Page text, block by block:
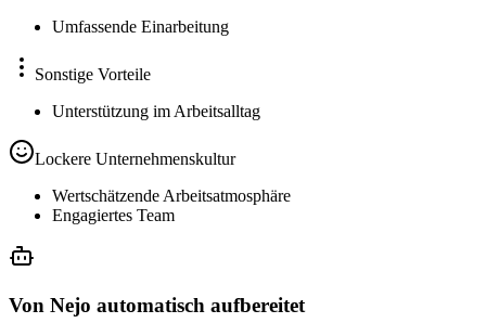
Umfassende Einarbeitung
Sonstige Vorteile
Unterstützung im Arbeitsalltag
Lockere Unternehmenskultur
Wertschätzende Arbeitsatmosphäre
Engagiertes Team
Von Nejo automatisch aufbereitet